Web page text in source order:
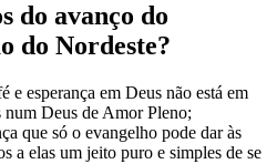
do avanço do
do Nordeste?
e esperança em Deus não está em
num Deus de Amor Pleno;
que só o evangelho pode dar às
a elas um jeito puro e simples de se